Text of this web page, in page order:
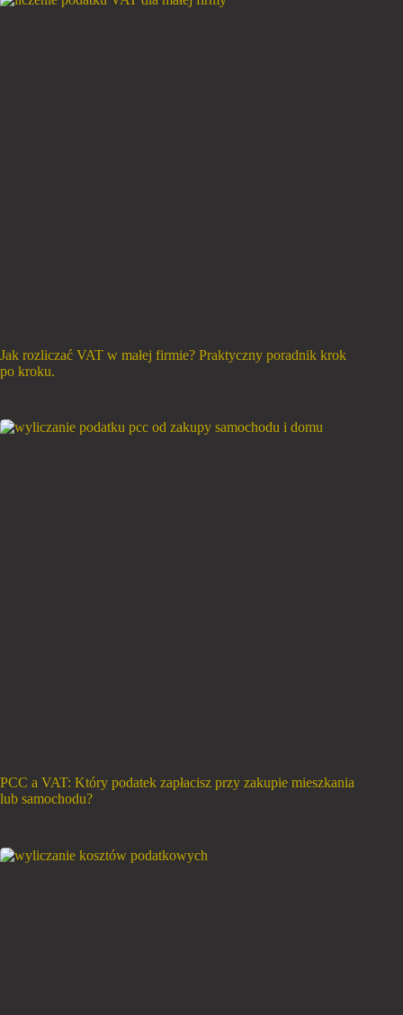
Jak rozliczać VAT w małej firmie? Praktyczny poradnik krok
po kroku.
PCC a VAT: Który podatek zapłacisz przy zakupie mieszkania
lub samochodu?